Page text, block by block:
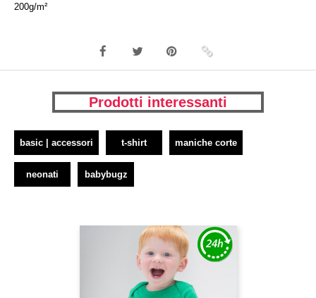
200g/m²
Prodotti interessanti
basic | accessori t-shirt maniche corte
neonati babybugz